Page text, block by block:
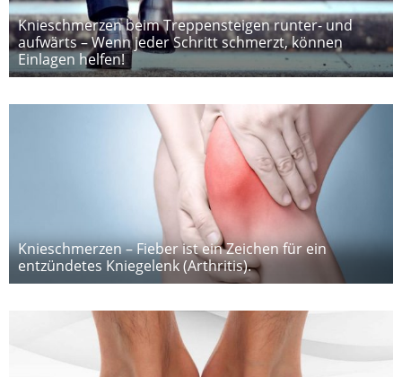
Knieschmerzen beim Treppensteigen runter- und
aufwärts – Wenn jeder Schritt schmerzt, können
Einlagen helfen!
Knieschmerzen – Fieber ist ein Zeichen für ein
entzündetes Kniegelenk (Arthritis).